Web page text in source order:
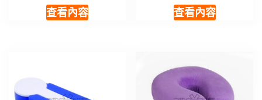
查看內容 查看內容